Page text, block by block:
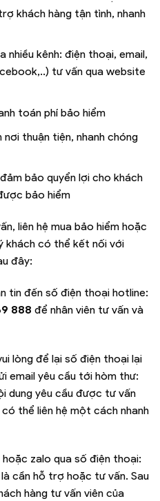
khách hàng tận tình, nhanh
nhiều kênh: điện thoại, email,
tư vấn qua website
toán phí bảo hiểm
thuận tiện, nhanh chóng
bảo quyển lợi cho khách
bảo hiểm
liên hệ mua bảo hiểm hoặc
khách có thể kết nối với
đây:
tin đến số điện thoại hotline:
888 để nhân viên tư vấn và
lòng để lại số điện thoại lại
email yêu cầu tới hòm thư:
dung yêu cầu được tư vấn
thể liên hệ một cách nhanh
zalo qua số điện thoại:
cần hỗ trợ hoặc tư vấn. Sau
hàng tư vấn viên của